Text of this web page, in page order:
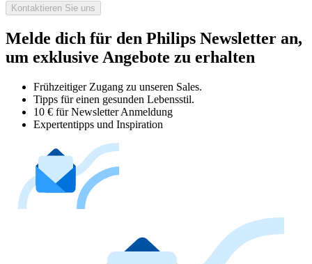
Kontaktieren Sie uns
Melde dich für den Philips Newsletter an,
um exklusive Angebote zu erhalten
Frühzeitiger Zugang zu unseren Sales.
Tipps für einen gesunden Lebensstil.
10 € für Newsletter Anmeldung
Expertentipps und Inspiration